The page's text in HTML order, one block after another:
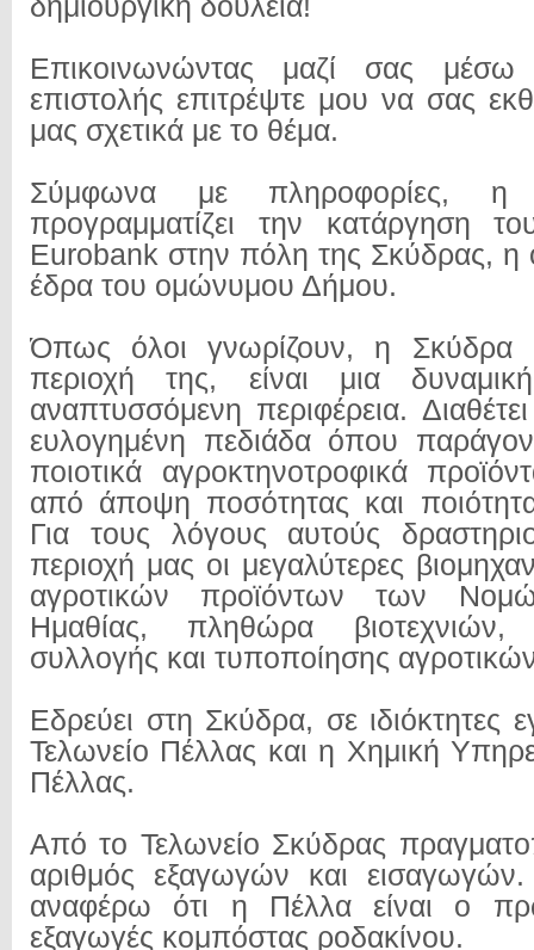
δημιουργική δουλειά!
Επικοινωνώντας μαζί σας
επιστολής επιτρέψτε μου να σας
μας σχετικά με το θέμα.
Σύμφωνα με πληροφορίες, η
προγραμματίζει την κατάργηση
Eurobank στην πόλη της Σκύδρας, η
έδρα του ομώνυμου Δήμου.
Όπως όλοι γνωρίζουν, η Σκύδρα
περιοχή της, είναι μια
αναπτυσσόμενη περιφέρεια.
ευλογημένη πεδιάδα όπου
ποιοτικά αγροκτηνοτροφικά
από άποψη ποσότητας και
Για τους λόγους αυτούς
περιοχή μας οι μεγαλύτερες
αγροτικών προϊόντων των
Ημαθίας, πληθώρα βιοτεχνιών,
συλλογής και τυποποίησης
Εδρεύει στη Σκύδρα, σε ιδιόκτητες
Τελωνείο Πέλλας και η Χημική
Πέλλας.
Από το Τελωνείο Σκύδρας
αριθμός εξαγωγών και εισαγωγών.
αναφέρω ότι η Πέλλα είναι ο
εξαγωγές κομπόστας ροδακίνου.